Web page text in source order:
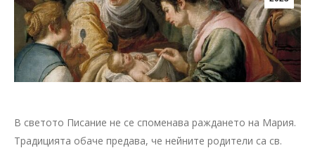
В светото Писание не се споменава раждането на Мария.
Традицията обаче предава, че нейните родители са св.